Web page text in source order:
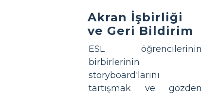
Akran İşbirliği
ve Geri Bildirim
ESL öğrencilerinin
birbirlerinin
storyboard'larını
tartışmak ve gözden